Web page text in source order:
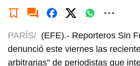
PARÍS/ (EFE).- Reporteros Sin
denunció este viernes las
arbitrarias" de periodistas que